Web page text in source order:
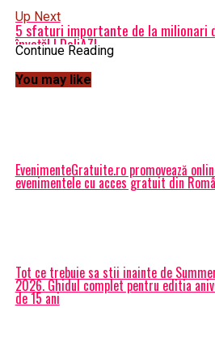
Up Next
5 sfaturi importante de la milionari
învață! | DoljAZI
Don't Miss
DEZASTRU la Complexul Energetic
Continue Reading
You may like
EvenimenteGratuite.ro promovează
evenimentele cu acces gratuit din
Tot ce trebuie sa stii inainte de
2026. Ghidul complet pentru editia
de 15 ani